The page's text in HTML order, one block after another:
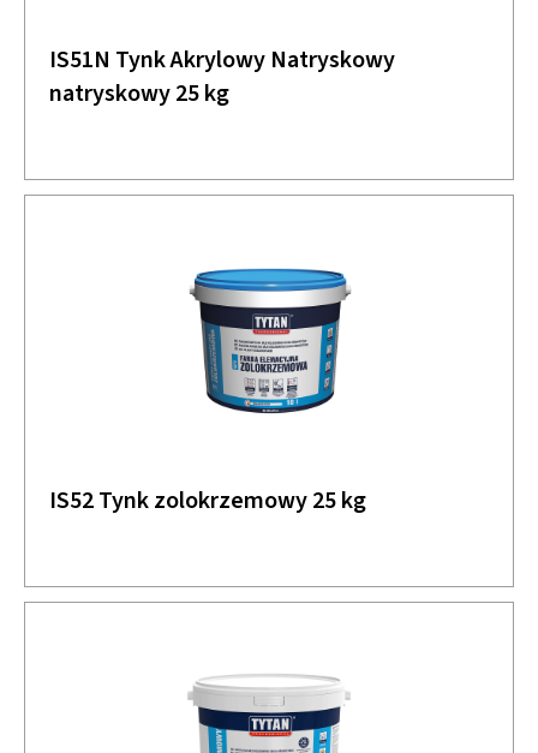
IS51N Tynk Akrylowy Natryskowy
natryskowy 25 kg
IS52 Tynk zolokrzemowy 25 kg